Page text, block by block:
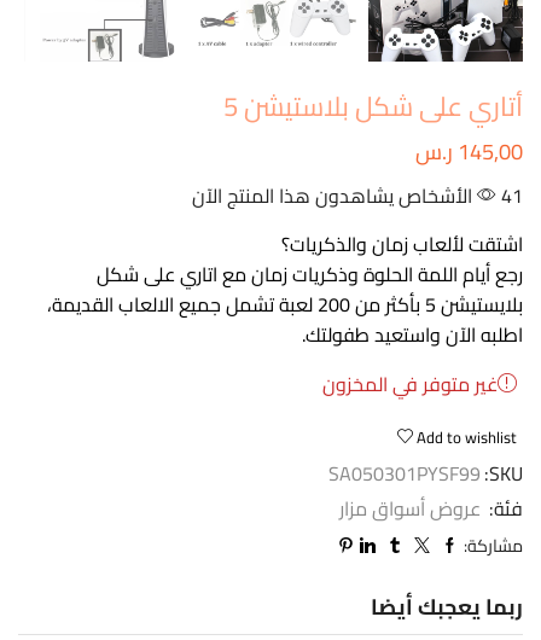
أتاري على شكل بلاستيشن 5
145,00 ر.س
41 الأشخاص يشاهدون هذا المنتج الآن
اشتقت لألعاب زمان والذكريات؟
رجع أيام اللمة الحلوة وذكريات زمان مع اتاري على شكل
بلايستيشن 5 بأكثر من 200 لعبة تشمل جميع الالعاب القديمة،
اطلبه الآن واستعيد طفولتك.
غير متوفر في المخزون
Add to wishlist
SKU:
SA050301PYSF99
فئة: عروض أسواق مزار
مشاركة:
ربما يعجبك أيضا